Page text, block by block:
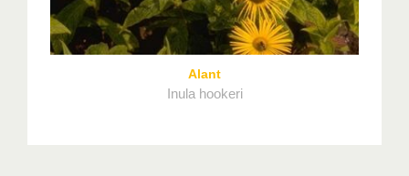
Alant
Inula hookeri